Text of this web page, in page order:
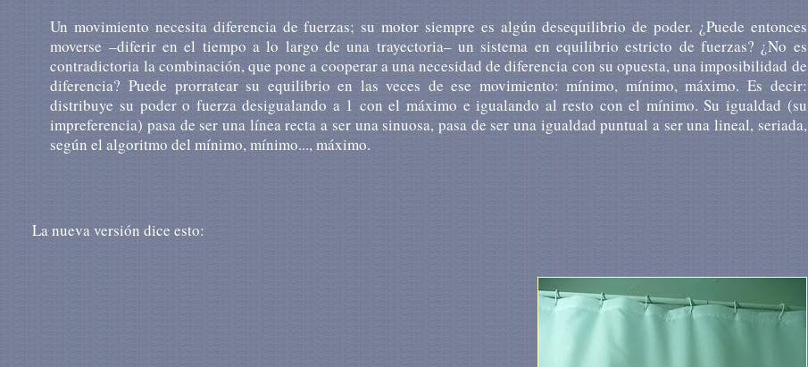
Un movimiento necesita diferencia de fuerzas; su motor siempre es algún desequilibrio de poder. ¿Puede entonces
moverse –diferir en el tiempo a lo largo de una trayectoria– un sistema en equilibrio estricto de fuerzas? ¿No es
contradictoria la combinación, que pone a cooperar a una necesidad de diferencia con su opuesta, una imposibilidad de
diferencia? Puede prorratear su equilibrio en las veces de ese movimiento: mínimo, mínimo, máximo. Es decir:
distribuye su poder o fuerza desigualando a 1 con el máximo e igualando al resto con el mínimo. Su igualdad (su
impreferencia) pasa de ser una línea recta a ser una sinuosa, pasa de ser una igualdad puntual a ser una lineal, seriada,
según el algoritmo del mínimo, mínimo..., máximo.
La nueva versión dice esto: